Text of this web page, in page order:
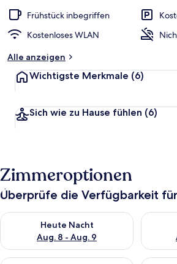
w
e
r
t
Frühstück inbegriffen
Kostenloses WLAN
Alle anzeigen
Wichtigste Merkmale (6)
Sich wie zu Hause fühlen (6)
Zimmeroptionen
Überprüfe die Verfügbarkeit
Heute Nacht
Aug. 8 - Aug. 9
Überprüfe die Verfügbarkeit für heute